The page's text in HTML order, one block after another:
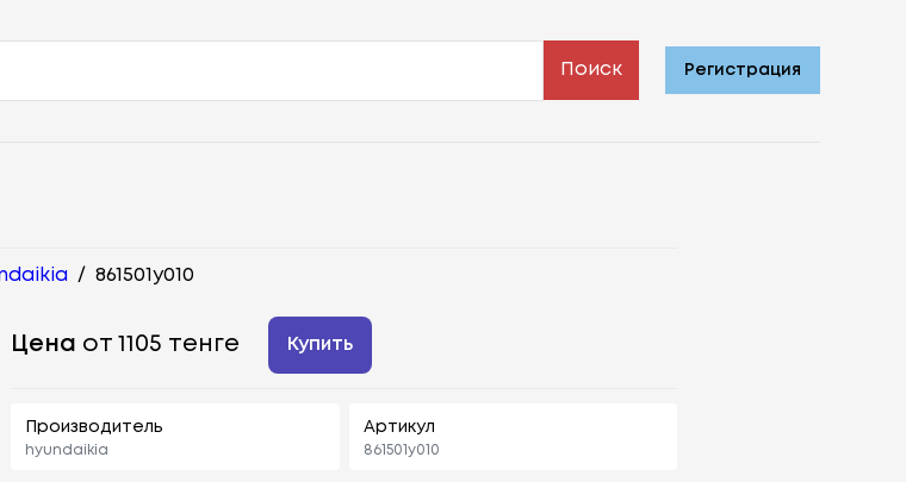
Поиск Регистрация
/ 861501y010
Цена от 1105 тенге Купить
Производитель
hyundaikia
Артикул
861501y010